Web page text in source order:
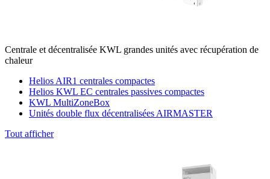
Centrale et décentralisée KWL grandes unités avec récupération de
chaleur
Helios AIR1 centrales compactes
Helios KWL EC centrales passives compactes
KWL MultiZoneBox
Unités double flux décentralisées AIRMASTER
Tout afficher